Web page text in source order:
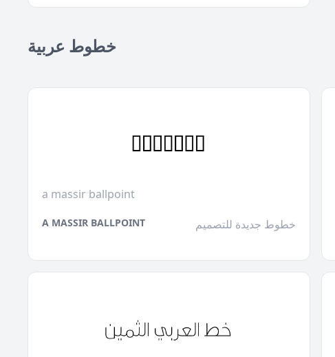
خطوط عربية
a massir ballpoint
A MASSIR BALLPOINT خطوط جديدة للتصميم